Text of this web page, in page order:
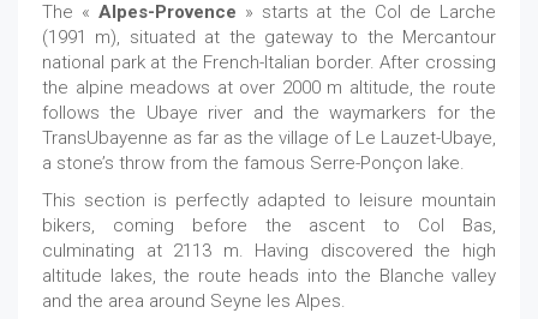
The « Alpes-Provence » starts at the Col de Larche
(1991 m), situated at the gateway to the Mercantour
national park at the French-Italian border. After crossing
the alpine meadows at over 2000 m altitude, the route
follows the Ubaye river and the waymarkers for the
TransUbayenne as far as the village of Le Lauzet-Ubaye,
a stone’s throw from the famous Serre-Ponçon lake.
This section is perfectly adapted to leisure mountain
bikers, coming before the ascent to Col Bas,
culminating at 2113 m. Having discovered the high
altitude lakes, the route heads into the Blanche valley
and the area around Seyne les Alpes.